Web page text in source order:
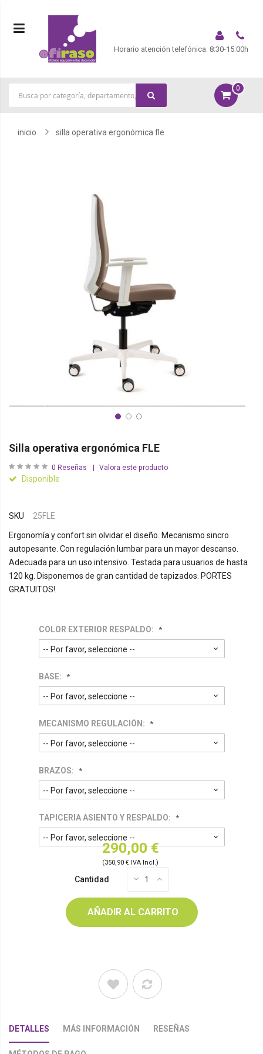
Horario atención telefónica: 8:30-15:00h
0
inicio silla operativa ergonómica fle
Silla operativa ergonómica FLE
0 Reseñas Valora este producto
Disponible
SKU 25FLE
Ergonomía y confort sin olvidar el diseño. Mecanismo sincro
autopesante. Con regulación lumbar para un mayor descanso.
Adecuada para un uso intensivo. Testada para usuarios de hasta
120 kg. Disponemos de gran cantidad de tapizados. PORTES
GRATUITOS!.
COLOR EXTERIOR RESPALDO:
BASE:
MECANISMO REGULACIÓN:
BRAZOS:
TAPICERIA ASIENTO Y RESPALDO:
Cantidad
AÑADIR AL CARRITO
290,00 €
(350,90 € IVA Incl.)
DETALLES MÁS INFORMACIÓN RESEÑAS